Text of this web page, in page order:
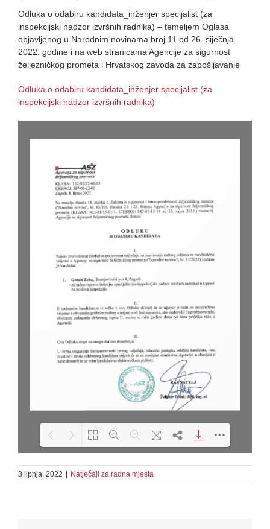
Odluka o odabiru kandidata_inženjer specijalist (za
inspekcijski nadzor izvršnih radnika) – temeljem Oglasa
objavljenog u Narodnim novinama broj 11 od 26. siječnja
2022. godine i na web stranicama Agencije za sigurnost
željezničkog prometa i Hrvatskog zavoda za zapošljavanje
Odluka o odabiru kandidata_inženjer specijalist (za
inspekcijski nadzor izvršnih radnika)
Loading PDF 100% ...
8 lipnja, 2022 Natječaji za radna mjesta